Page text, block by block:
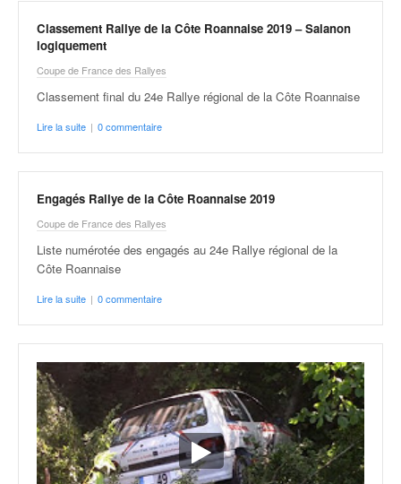
Classement Rallye de la Côte Roannaise 2019 – Salanon
logiquement
Coupe de France des Rallyes
Classement final du 24e Rallye régional de la Côte Roannaise
Lire la suite | 0 commentaire
Engagés Rallye de la Côte Roannaise 2019
Coupe de France des Rallyes
Liste numérotée des engagés au 24e Rallye régional de la
Côte Roannaise
Lire la suite | 0 commentaire